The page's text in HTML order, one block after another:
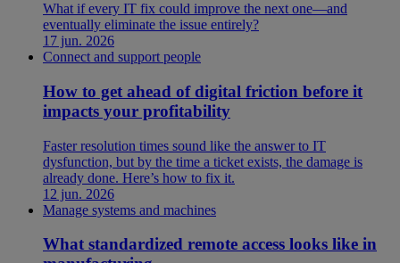
What if every IT fix could improve the next one—and
eventually eliminate the issue entirely?
17 jun. 2026
Connect and support people
How to get ahead of digital friction before it
impacts your profitability
Faster resolution times sound like the answer to IT
dysfunction, but by the time a ticket exists, the damage is
already done. Here’s how to fix it.
12 jun. 2026
Manage systems and machines
What standardized remote access looks like in